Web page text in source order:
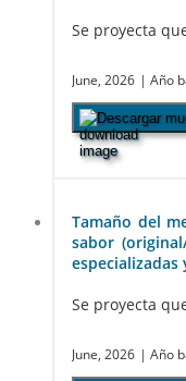
Se proyecta
June, 2026 | Año
Descargar
Tamaño del
sabor
Se proyecta
June, 2026 | Año